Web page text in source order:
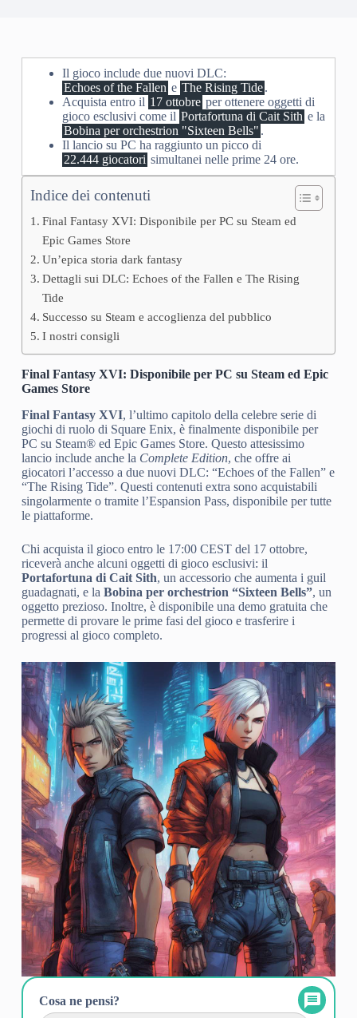
Il gioco include due nuovi DLC:
Echoes of the Fallen e The Rising Tide.
Acquista entro il 17 ottobre per ottenere oggetti di
gioco esclusivi come il Portafortuna di Cait Sith e la
Bobina per orchestrion "Sixteen Bells" .
Il lancio su PC ha raggiunto un picco di
22.444 giocatori simultanei nelle prime 24 ore.
Indice dei contenuti
Final Fantasy XVI: Disponibile per PC su Steam ed
Epic Games Store
Un’epica storia dark fantasy
Dettagli sui DLC: Echoes of the Fallen e The Rising
Tide
Successo su Steam e accoglienza del pubblico
I nostri consigli
Final Fantasy XVI: Disponibile per PC su Steam ed Epic
Games Store
Final Fantasy XVI, l’ultimo capitolo della celebre serie di
giochi di ruolo di Square Enix, è finalmente disponibile per
PC su Steam® ed Epic Games Store. Questo attesissimo
lancio include anche la Complete Edition, che offre ai
giocatori l’accesso a due nuovi DLC: “Echoes of the Fallen” e
“The Rising Tide”. Questi contenuti extra sono acquistabili
singolarmente o tramite l’Espansion Pass, disponibile per tutte
le piattaforme.
Chi acquista il gioco entro le 17:00 CEST del 17 ottobre,
riceverà anche alcuni oggetti di gioco esclusivi: il
Portafortuna di Cait Sith, un accessorio che aumenta i guil
guadagnati, e la Bobina per orchestrion “Sixteen Bells”, un
oggetto prezioso. Inoltre, è disponibile una demo gratuita che
permette di provare le prime fasi del gioco e trasferire i
progressi al gioco completo.
Cosa ne pensi?